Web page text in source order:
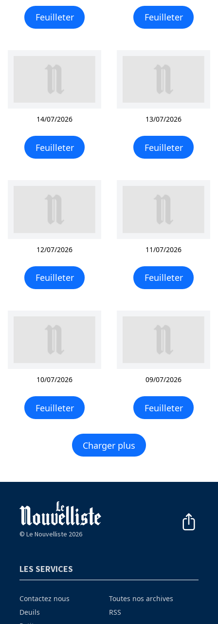
Feuilleter Feuilleter
14/07/2026
Feuilleter
13/07/2026
Feuilleter
12/07/2026
Feuilleter
11/07/2026
Feuilleter
10/07/2026
Feuilleter
09/07/2026
Feuilleter
Charger plus
© Le Nouvelliste 2026
LES SERVICES
Contactez nous
Deuils
Toutes nos archives
RSS